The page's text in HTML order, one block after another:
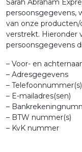
persoonsgegevens,
van onze
verstrekt. Hieronder
persoonsgegevens
– Voor- en
– Adresgegevens
– Telefoonnummer(s)
– E-mailadres(sen)
–
– BTW nummer(s)
– KvK nummer